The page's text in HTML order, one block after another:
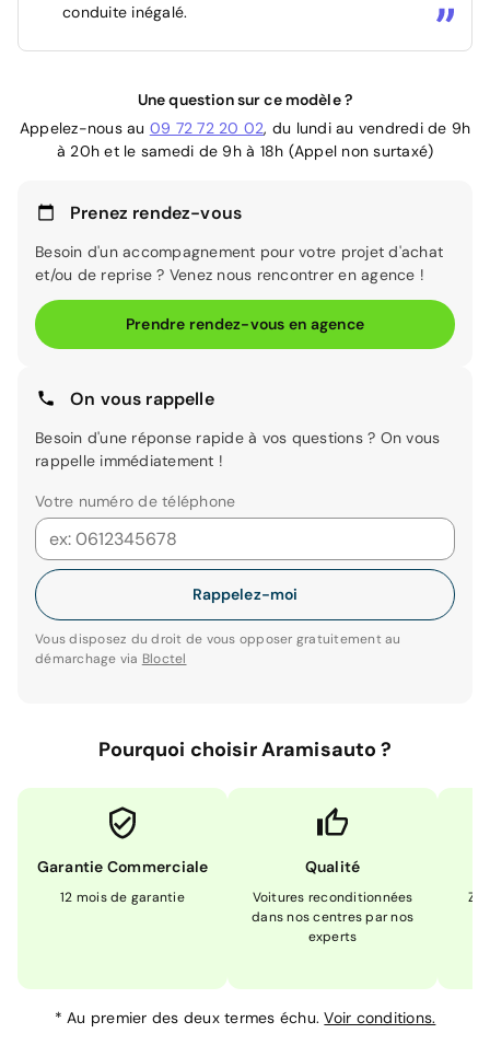
conduite inégalé.
Une question sur ce modèle ?
Appelez-nous au 09 72 72 20 02, du lundi au vendredi de 9h
à 20h et le samedi de 9h à 18h (Appel non surtaxé)
Prenez rendez-vous
Besoin d'un accompagnement pour votre projet d'achat
et/ou de reprise ? Venez nous rencontrer en agence !
Prendre rendez-vous en agence
On vous rappelle
Besoin d'une réponse rapide à vos questions ? On vous
rappelle immédiatement !
Votre numéro de téléphone
Rappelez-moi
Vous disposez du droit de vous opposer gratuitement au
démarchage via Bloctel
Pourquoi choisir Aramisauto ?
Garantie Commerciale
12 mois de garantie
Qualité
Voitures reconditionnées
dans nos centres par nos
experts
*Au premier des deux termes échu.Voir conditions.